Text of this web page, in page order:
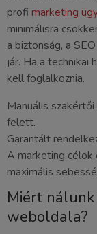
profi marketing
minimálisra
a biztonság, a
jár. Ha a technikai
kell foglalkoznia.
Manuális
felett.
Garantált
A marketing célok
maximális
Miért
weboldala?